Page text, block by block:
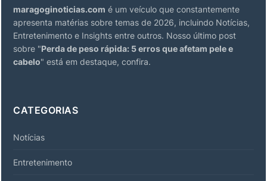
maragoginoticias.com é um veículo que constantemente
apresenta matérias sobre temas de 2026, incluindo Notícias,
Entretenimento e Insights entre outros. Nosso último post
sobre "Perda de peso rápida: 5 erros que afetam pele e
cabelo" está em destaque, confira.
CATEGORIAS
Notícias
Entretenimento